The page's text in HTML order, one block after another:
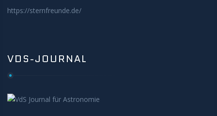
https://sternfreunde.de/
VDS-JOURNAL